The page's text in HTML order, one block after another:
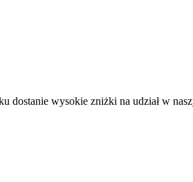
wysokie zniżki na udział w